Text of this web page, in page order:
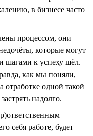
в бизнесе часто
процессом, они
которые могут
шагами к успеху шёл.
как мы поняли,
отработке одной такой
надолго.
себя работе, будет